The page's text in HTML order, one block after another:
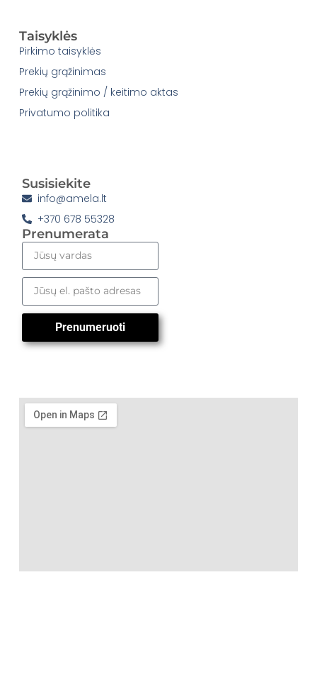
Taisyklės
Pirkimo taisyklės
Prekių grąžinimas
Prekių grąžinimo / keitimo aktas
Privatumo politika
Susisiekite
info@amela.lt
+370 678 55328
Prenumerata
Prenumeruoti